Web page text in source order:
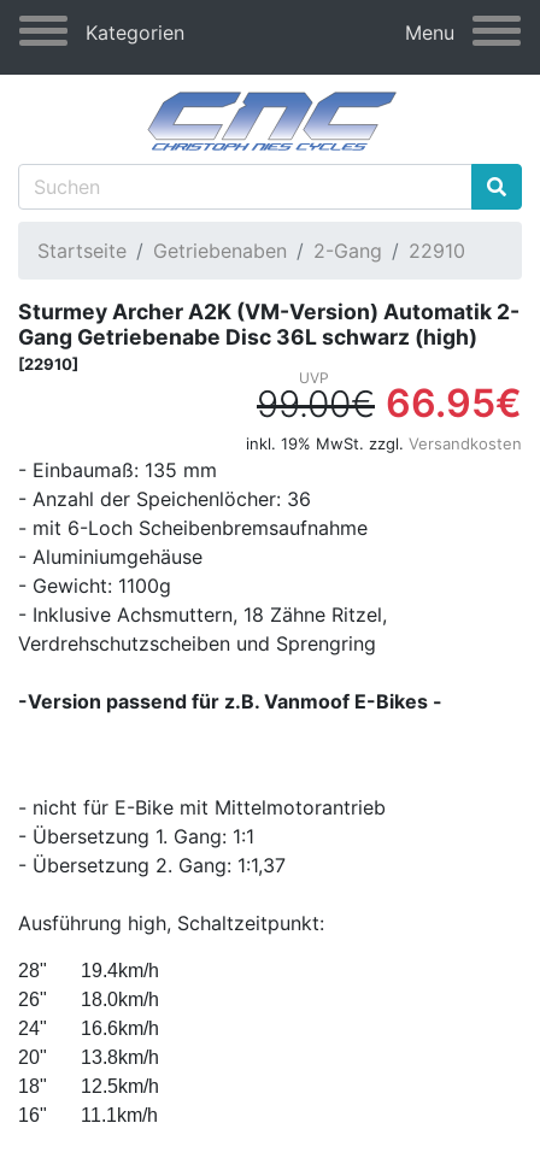
Kategorien Menu
Startseite Getriebenaben 2-Gang 22910
Sturmey Archer A2K (VM-Version) Automatik 2-
Gang Getriebenabe Disc 36L schwarz (high)
[22910]
99.00€ 66.95€
inkl. 19% MwSt. zzgl. Versandkosten
- Einbaumaß: 135 mm
- Anzahl der Speichenlöcher: 36
- mit 6-Loch Scheibenbremsaufnahme
- Aluminiumgehäuse
- Gewicht: 1100g
- Inklusive Achsmuttern, 18 Zähne Ritzel,
Verdrehschutzscheiben und Sprengring
-Version passend für z.B. Vanmoof E-Bikes -
- nicht für E-Bike mit Mittelmotorantrieb
- Übersetzung 1. Gang: 1:1
- Übersetzung 2. Gang: 1:1,37
Ausführung high, Schaltzeitpunkt:
28"       19.4km/h
26"       18.0km/h
24"       16.6km/h
20"       13.8km/h
18"       12.5km/h
16"       11.1km/h